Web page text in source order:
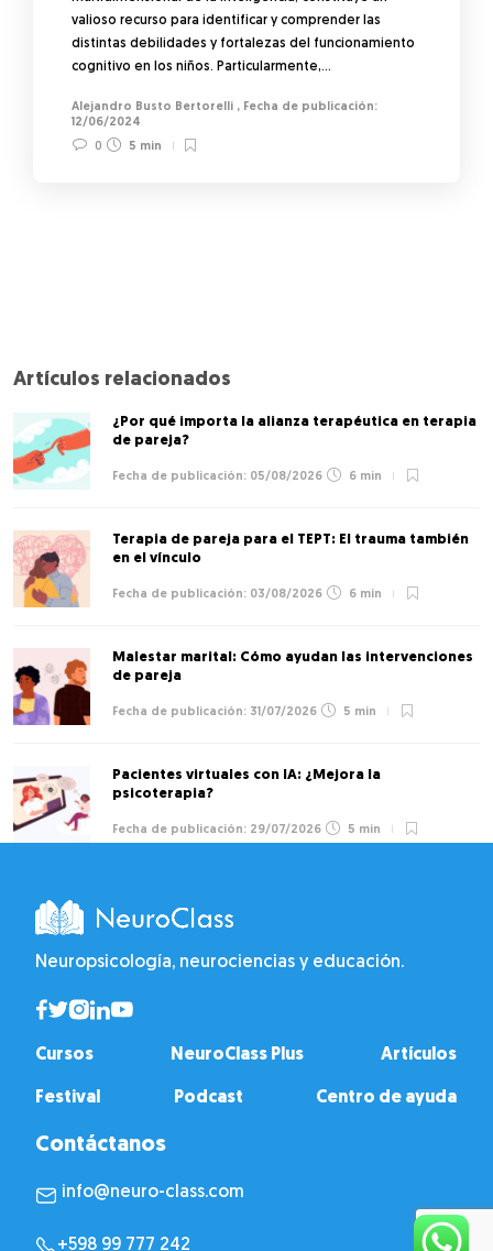
valioso recurso para identificar y comprender las
distintas debilidades y fortalezas del funcionamiento
cognitivo en los niños. Particularmente,…
Alejandro Busto Bertorelli ,
12/06/2024
0
5 min
Artículos relacionados
¿Por qué importa la alianza terapéutica en terapia
de pareja?
05/08/2026 6 min
Terapia de pareja para el TEPT: El trauma también
en el vínculo
03/08/2026 6 min
Malestar marital: Cómo ayudan las intervenciones
de pareja
31/07/2026 5 min
Pacientes virtuales con IA: ¿Mejora la
psicoterapia?
29/07/2026 5 min
Neuropsicología, neurociencias y educación.
Cursos NeuroClass Plus Artículos
Festival Podcast Centro de ayuda
Contáctanos
info@neuro-class.com
+598 99 777 242